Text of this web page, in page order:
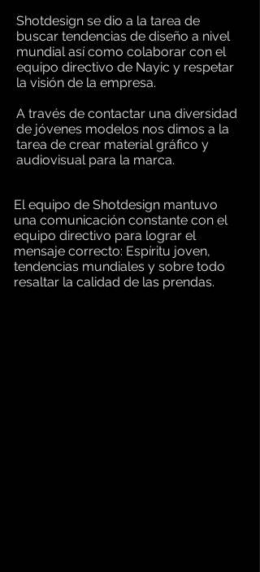
Shotdesign se dio a la tarea de
buscar tendencias de diseño a nivel
mundial así como colaborar con el
equipo directivo de Nayic y respetar
la visión de la empresa.
A través de contactar una diversidad
de jóvenes modelos nos dimos a la
tarea de crear material gráfico y
audiovisual para la marca.
El equipo de Shotdesign mantuvo
una comunicación constante con el
equipo directivo para lograr el
mensaje correcto: Espíritu joven,
tendencias mundiales y sobre todo
resaltar la calidad de las prendas.